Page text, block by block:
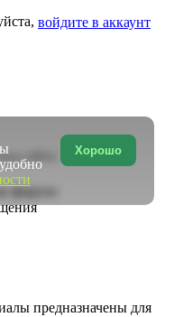
войдите в аккаунт
сайта
форум:
предназначены для
Хорошо